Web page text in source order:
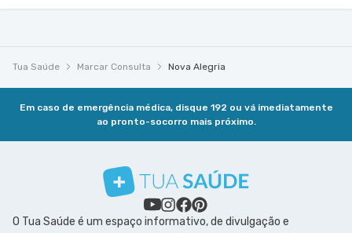
Tua Saúde Marcar Consulta Nova Alegria
Em caso de emergência médica, disque 192 ou vá imediatamente
ao pronto-socorro mais próximo.
O Tua Saúde é um espaço informativo, de divulgação e